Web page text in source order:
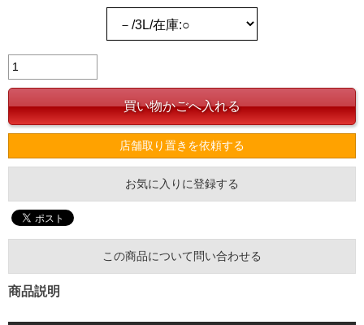
店舗取り置きを依頼する
お気に入りに登録する
この商品について問い合わせる
商品説明